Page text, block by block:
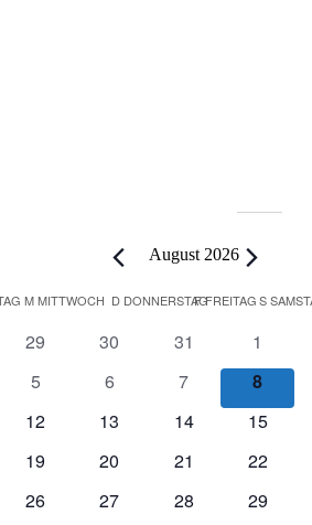
August 2026
MMITTWOCH D DONNERSTAG
FFREITAGS
0
29
0
Veranstaltungen
30
0
Veranstaltungen
31
0
1
0
5
0
Veranstaltungen
6
0
Veranstaltungen
7
0
8
0
12
0
13
0
14
0
15
0
19
0
20
0
21
0
22
0
26
0
27
0
28
0
29